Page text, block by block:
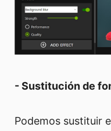
- Sustitución de
Podemos sustituir